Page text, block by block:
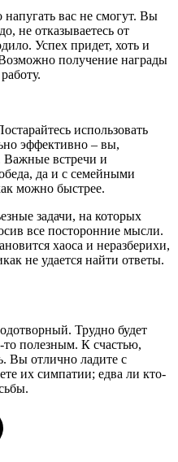
вас не смогут. Вы
не отказываетесь от
Успех придет, хоть и
получение награды
использовать
эффективно – вы,
Важные встречи и
да и с семейными
можно быстрее.
задачи, на которых
все посторонние мысли.
хаоса и неразберихи,
не удается найти ответы.
Трудно будет
то полезным. К счастью,
Вы отлично ладите с
их симпатии; едва ли кто-